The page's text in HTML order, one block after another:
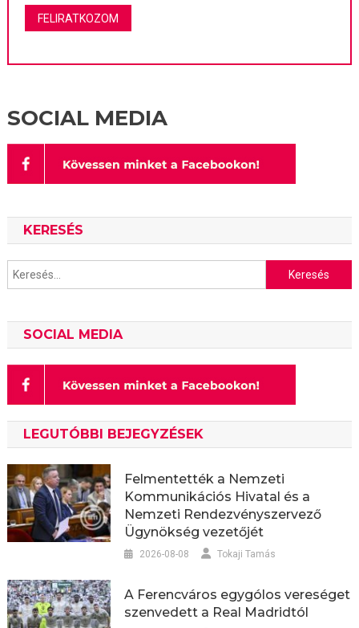
SOCIAL MEDIA
KERESÉS
Keresés:
SOCIAL MEDIA
LEGUTÓBBI BEJEGYZÉSEK
Felmentették a Nemzeti
Kommunikációs Hivatal és a
Nemzeti Rendezvényszervező
Ügynökség vezetőjét
2026-08-08 Tokaji Tamás
A Ferencváros egygólos vereséget
szenvedett a Real Madridtól